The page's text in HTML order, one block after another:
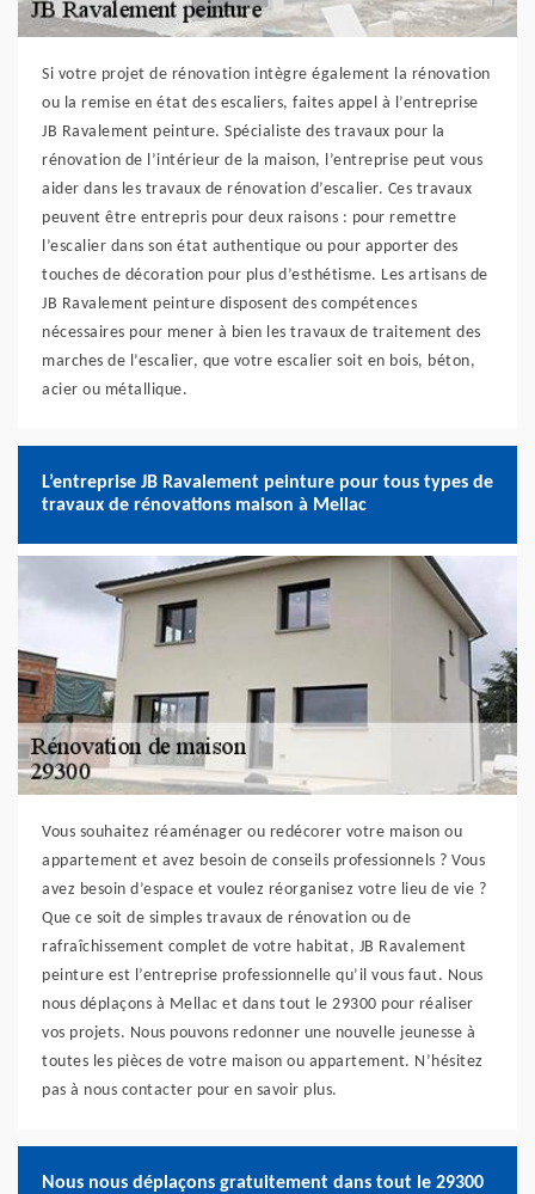
Si votre projet de rénovation intègre également la rénovation
ou la remise en état des escaliers, faites appel à l’entreprise
JB Ravalement peinture. Spécialiste des travaux pour la
rénovation de l’intérieur de la maison, l’entreprise peut vous
aider dans les travaux de rénovation d’escalier. Ces travaux
peuvent être entrepris pour deux raisons : pour remettre
l’escalier dans son état authentique ou pour apporter des
touches de décoration pour plus d’esthétisme. Les artisans de
JB Ravalement peinture disposent des compétences
nécessaires pour mener à bien les travaux de traitement des
marches de l’escalier, que votre escalier soit en bois, béton,
acier ou métallique.
L’entreprise JB Ravalement peinture pour tous types de
travaux de rénovations maison à Mellac
Vous souhaitez réaménager ou redécorer votre maison ou
appartement et avez besoin de conseils professionnels ? Vous
avez besoin d’espace et voulez réorganisez votre lieu de vie ?
Que ce soit de simples travaux de rénovation ou de
rafraîchissement complet de votre habitat, JB Ravalement
peinture est l’entreprise professionnelle qu’il vous faut. Nous
nous déplaçons à Mellac et dans tout le 29300 pour réaliser
vos projets. Nous pouvons redonner une nouvelle jeunesse à
toutes les pièces de votre maison ou appartement. N’hésitez
pas à nous contacter pour en savoir plus.
Nous nous déplaçons gratuitement dans tout le 29300